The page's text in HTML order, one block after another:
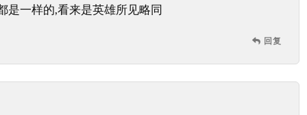
是一样的,看来是英雄所见略同
回复